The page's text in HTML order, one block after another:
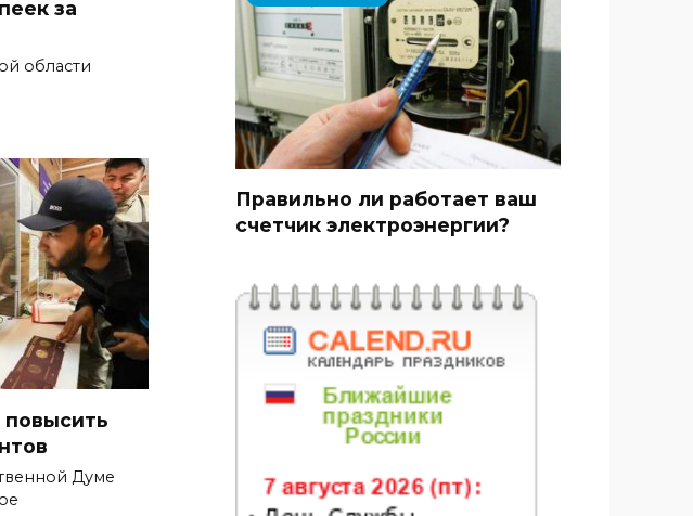
за
области
повысить
Думе
Правильно ли работает ваш
счетчик электроэнергии?